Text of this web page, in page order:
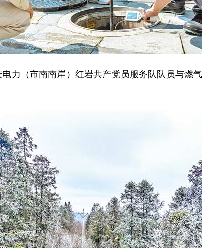
（市南南岸）红岩共产党员服务队队员与燃